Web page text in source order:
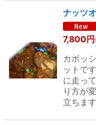
ナッツ
7,800円
カボッ
ットで
に走っ
り方が
立ちま